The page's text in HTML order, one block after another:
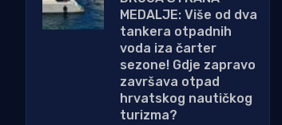
MEDALJE: Više od dva
tankera otpadnih
voda iza čarter
sezone! Gdje zapravo
završava otpad
hrvatskog nautičkog
turizma?